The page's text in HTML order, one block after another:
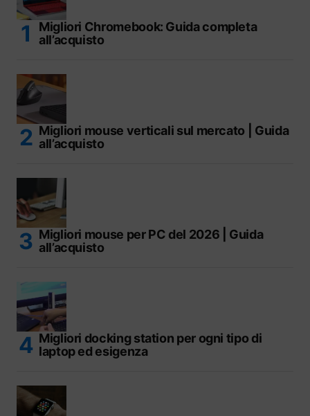
Migliori Chromebook: Guida completa
all’acquisto
Migliori mouse verticali sul mercato | Guida
all’acquisto
Migliori mouse per PC del 2026 | Guida
all’acquisto
Migliori docking station per ogni tipo di
laptop ed esigenza